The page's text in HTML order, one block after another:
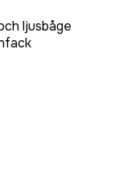
ljusbåge